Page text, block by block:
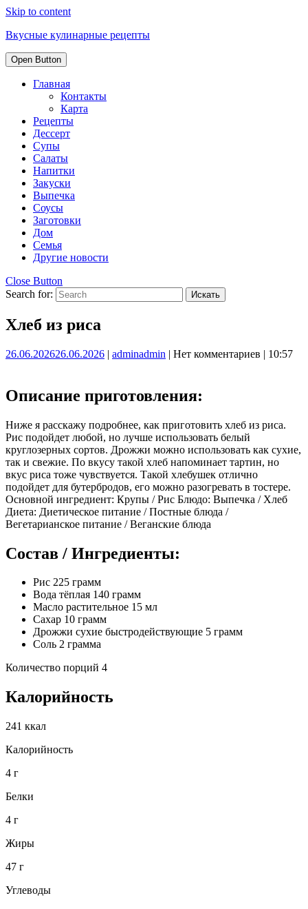
Skip to content
Вкусные кулинарные рецепты
Open Button
Главная
Контакты
Карта
Рецепты
Дессерт
Супы
Салаты
Напитки
Закуски
Выпечка
Соусы
Заготовки
Дом
Семья
Другие новости
Close Button
Search for:
Хлеб из риса
26.06.202626.06.2026 | adminadmin | Нет комментариев | 10:57
Описание приготовления:
Ниже я расскажу подробнее, как приготовить хлеб из риса.
Рис подойдет любой, но лучше использовать белый
круглозерных сортов. Дрожжи можно использовать как сухие,
так и свежие. По вкусу такой хлеб напоминает тартин, но
вкус риса тоже чувствуется. Такой хлебушек отлично
подойдет для бутербродов, его можно разогревать в тостере.
Основной ингредиент: Крупы / Рис Блюдо: Выпечка / Хлеб
Диета: Диетическое питание / Постные блюда /
Вегетарианское питание / Веганские блюда
Состав / Ингредиенты:
Рис 225 грамм
Вода тёплая 140 грамм
Масло растительное 15 мл
Сахар 10 грамм
Дрожжи сухие быстродействующие 5 грамм
Соль 2 грамма
Количество порций 4
Калорийность
241 ккал
Калорийность
4 г
Белки
4 г
Жиры
47 г
Углеводы